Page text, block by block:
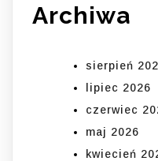
Archiwa
sierpień
lipiec 2026
czerwiec
maj 2026
kwiecień